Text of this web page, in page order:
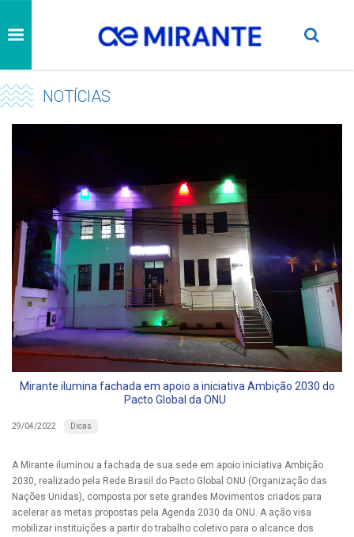
NOTÍCIAS
Mirante ilumina fachada em apoio a iniciativa Ambição 2030 do
Pacto Global da ONU
29/04/2022 Dicas
A Mirante iluminou a fachada de sua sede em apoio iniciativa Ambição
2030, realizado pela Rede Brasil do Pacto Global ONU (Organização das
Nações Unidas), composta por sete grandes Movimentos criados para
acelerar as metas propostas pela Agenda 2030 da ONU. A ação visa
mobilizar instituições a partir do trabalho coletivo para o alcance dos